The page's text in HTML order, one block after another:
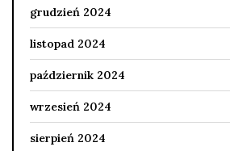
grudzień 2024
listopad 2024
październik 2024
wrzesień 2024
sierpień 2024